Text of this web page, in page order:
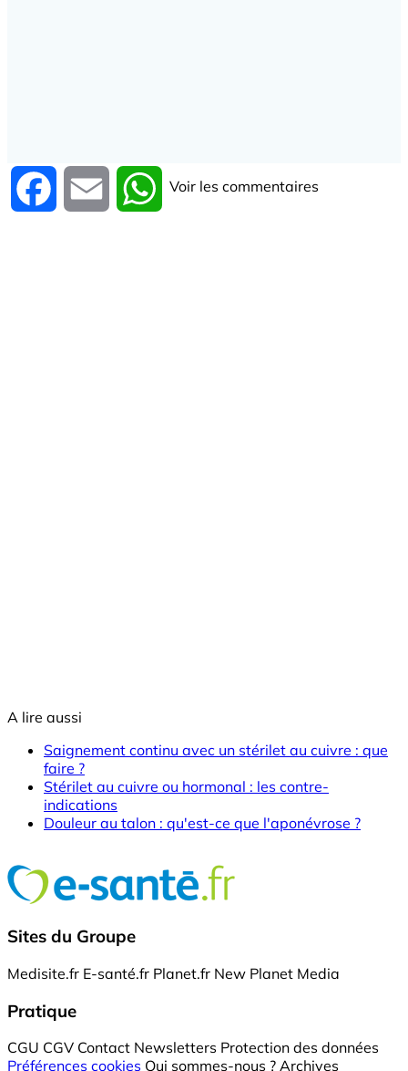
Facebook Email WhatsApp
Voir les commentaires
A lire aussi
Saignement continu avec un stérilet au cuivre : que
faire ?
Stérilet au cuivre ou hormonal : les contre-
indications
Douleur au talon : qu'est-ce que l'aponévrose ?
Sites du Groupe
Medisite.fr E-santé.fr Planet.fr New Planet Media
Pratique
CGU CGV Contact Newsletters Protection des données
Préférences cookies Qui sommes-nous ? Archives